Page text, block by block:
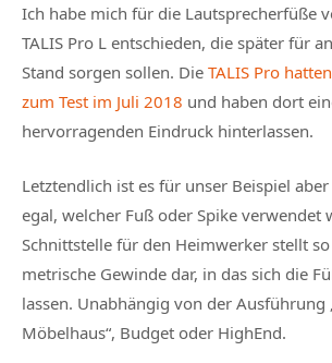
Ich habe mich für die Lautsprecherfüße
TALIS Pro L entschieden, die später für
Stand sorgen sollen. Die TALIS Pro
zum Test im Juli 2018 und haben dort
hervorragenden Eindruck hinterlassen.
Letztendlich ist es für unser Beispiel
egal, welcher Fuß oder Spike verwendet
Schnittstelle für den Heimwerker stellt
metrische Gewinde dar, in das sich die
lassen. Unabhängig von der Ausführung
Möbelhaus“, Budget oder HighEnd.